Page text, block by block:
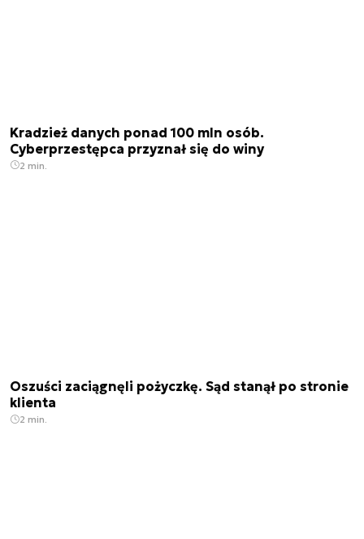
Kradzież danych ponad 100 mln osób.
Cyberprzestępca przyznał się do winy
2 min.
Oszuści zaciągnęli pożyczkę. Sąd stanął po stronie
klienta
2 min.